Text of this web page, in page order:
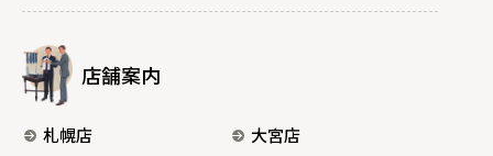
店舗案内
札幌店
大宮店